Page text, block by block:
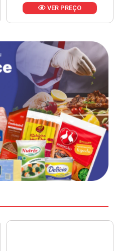
VER PREÇO